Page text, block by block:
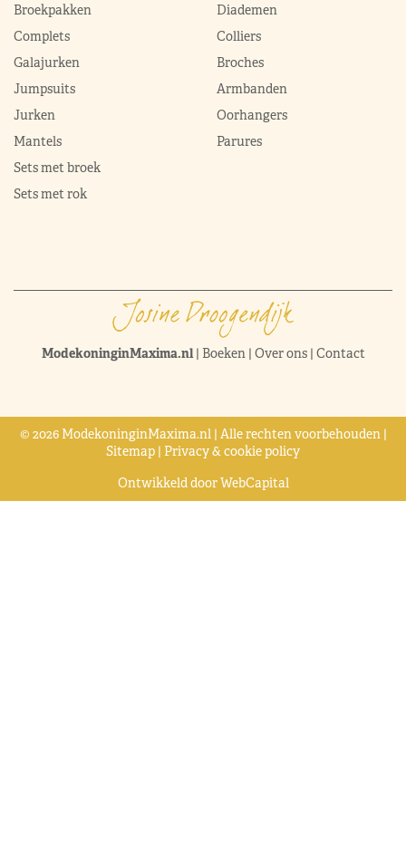
Broekpakken
Complets
Galajurken
Jumpsuits
Jurken
Mantels
Sets met broek
Sets met rok
Diademen
Colliers
Broches
Armbanden
Oorhangers
Parures
ModekoninginMaxima.nl| Boeken| Over ons| Contact
© 2026 ModekoninginMaxima.nl | Alle rechten voorbehouden |
Sitemap | Privacy & cookie policy
Ontwikkeld doorWebCapital